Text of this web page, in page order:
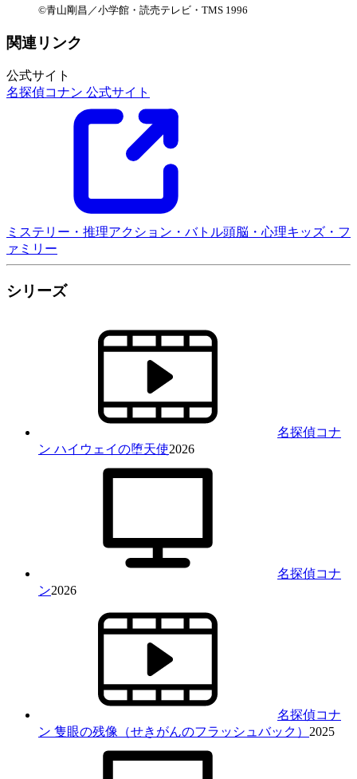
©︎青山剛昌／小学館・読売テレビ・TMS 1996
関連リンク
公式サイト
名探偵コナン 公式サイト
ミステリー・推理アクション・バトル頭脳・心理キッズ・フ
ァミリー
シリーズ
名探偵コナ
ン ハイウェイの堕天使2026
名探偵コナ
ン2026
名探偵コナ
ン 隻眼の残像（せきがんのフラッシュバック） 2025